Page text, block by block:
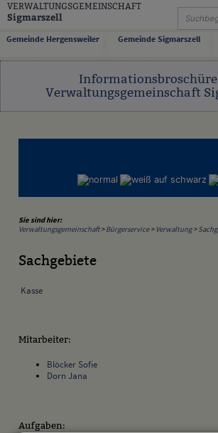
Zum Inhalt,zur Navigationoderzur Startseite springen.
VERWALTUNGSGEMEINSCHAFT
Sigmarszell
Gemeinde Hergensweiler Gemeinde Sigmarszell
Verwaltungsgemeinschaft
Sie sind hier:
Verwaltungsgemeinschaft>Bürgerservice> Verwaltung>
Sachgebiete
Kasse
Mitarbeiter:
Blöcker Sofie
Dorn Jana
Aufgaben: